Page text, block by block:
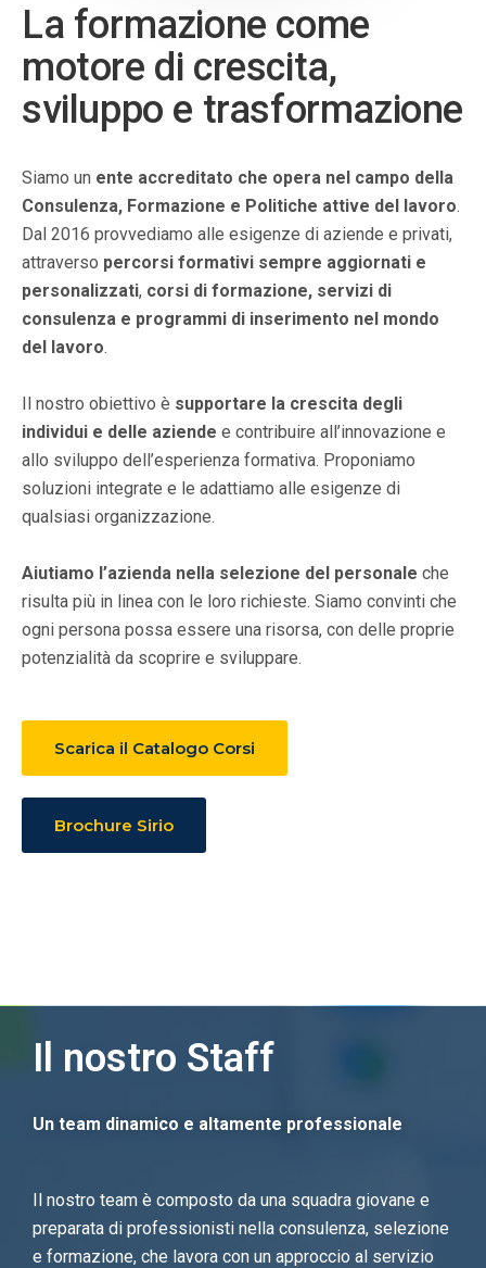
La formazione come
motore di crescita,
sviluppo e trasformazione
Siamo un ente accreditato che opera nel campo della
Consulenza, Formazione e Politiche attive del lavoro.
Dal 2016 provvediamo alle esigenze di aziende e privati,
attraverso percorsi formativi sempre aggiornati e
personalizzati, corsi di formazione, servizi di
consulenza e programmi di inserimento nel mondo
del lavoro.
Il nostro obiettivo è supportare la crescita degli
individui e delle aziende e contribuire all’innovazione e
allo sviluppo dell’esperienza formativa. Proponiamo
soluzioni integrate e le adattiamo alle esigenze di
qualsiasi organizzazione.
Aiutiamo l’azienda nella selezione del personale che
risulta più in linea con le loro richieste. Siamo convinti che
ogni persona possa essere una risorsa, con delle proprie
potenzialità da scoprire e sviluppare.
Scarica il Catalogo Corsi
Brochure Sirio
Il nostro Staff
Un team dinamico e altamente professionale
Il nostro team è composto da una squadra giovane e
preparata di professionisti nella consulenza, selezione
e formazione, che lavora con un approccio al servizio